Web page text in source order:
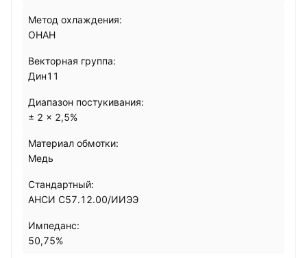
Метод охлаждения:
ОНАН
Векторная группа:
Дин11
Диапазон постукивания:
± 2 × 2,5%
Материал обмотки:
Медь
Стандартный:
АНСИ C57.12.00/ИИЭЭ
Импеданс:
50,75%